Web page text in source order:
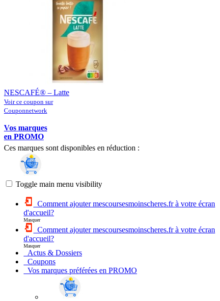
NESCAFÉ® – Latte
Voir ce coupon sur
Couponnetwork
Vos marques
en PROMO
Ces marques sont disponibles en réduction :
Toggle main menu visibility
Comment ajouter mescoursesmoinscheres.fr à votre écran
d'accueil?
Masquer
Comment ajouter mescoursesmoinscheres.fr à votre écran
d'accueil?
Masquer
Actus & Dossiers
Coupons
Vos marques préférées en PROMO